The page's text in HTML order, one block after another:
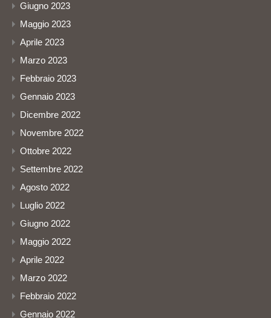
Giugno 2023
Maggio 2023
Aprile 2023
Marzo 2023
Febbraio 2023
Gennaio 2023
Dicembre 2022
Novembre 2022
Ottobre 2022
Settembre 2022
Agosto 2022
Luglio 2022
Giugno 2022
Maggio 2022
Aprile 2022
Marzo 2022
Febbraio 2022
Gennaio 2022